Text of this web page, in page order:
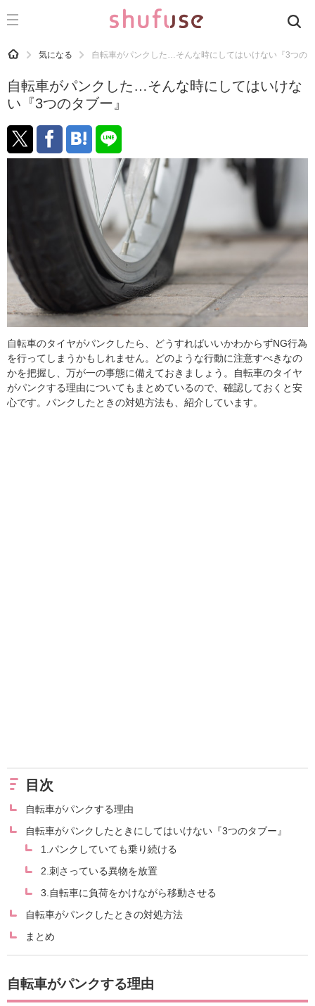
CATEGORY 記事カテゴリ
運気
洗濯
生活の知恵
食材辞典
おすすめ
HOME 気になる 自転車がパンクした…そんな時にしてはいけない『3つの
自転車がパンクした…そんな時にしてはいけな
い『3つのタブー』
自転車のタイヤがパンクしたら、どうすればいいかわからずNG行為
を行ってしまうかもしれません。どのような行動に注意すべきなの
かを把握し、万が一の事態に備えておきましょう。自転車のタイヤ
がパンクする理由についてもまとめているので、確認しておくと安
心です。パンクしたときの対処方法も、紹介しています。
目次
自転車がパンクする理由
自転車がパンクしたときにしてはいけない『3つのタブー』
1.パンクしていても乗り続ける
2.刺さっている異物を放置
3.自転車に負荷をかけながら移動させる
自転車がパンクしたときの対処方法
まとめ
自転車がパンクする理由